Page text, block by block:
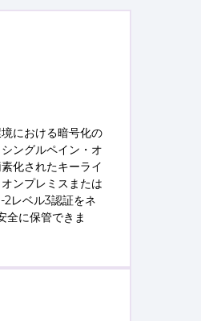
における暗号化の
ングルペイン・オ
化されたキーライ
ンプレミスまたは
レベル3認証をネ
全に保管できま